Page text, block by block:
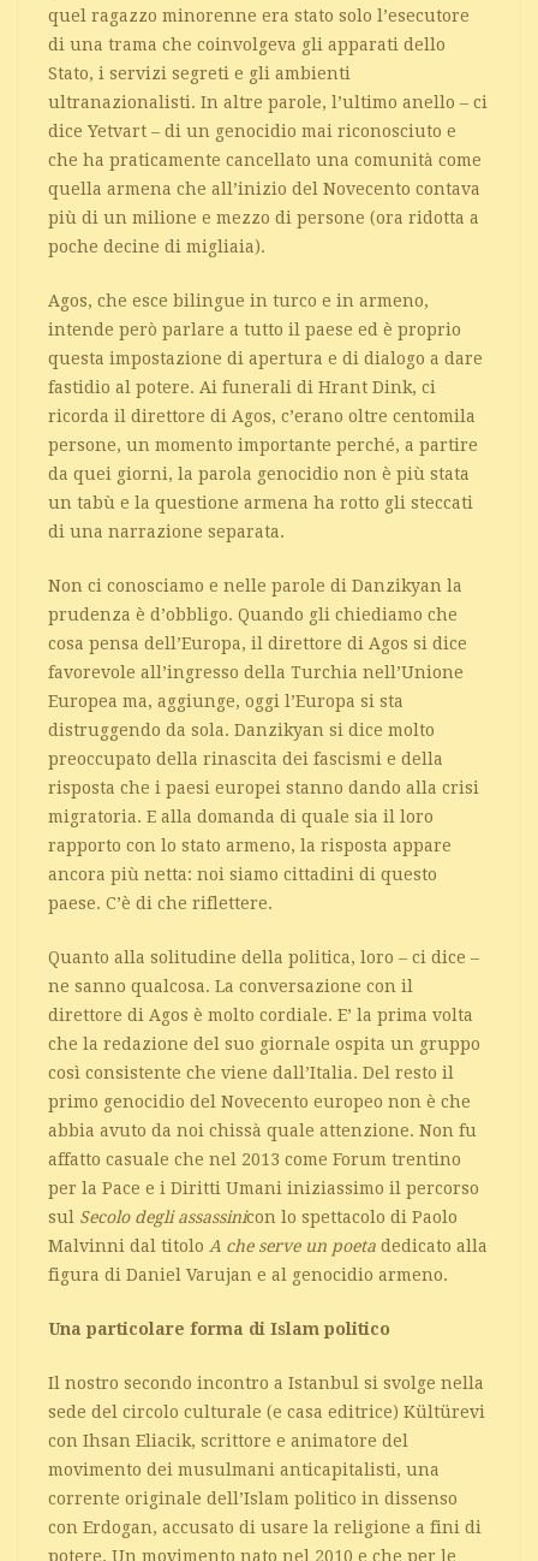
quel ragazzo minorenne era stato solo l’esecutore
di una trama che coinvolgeva gli apparati dello
Stato, i servizi segreti e gli ambienti
ultranazionalisti. In altre parole, l’ultimo anello – ci
dice Yetvart – di un genocidio mai riconosciuto e
che ha praticamente cancellato una comunità come
quella armena che all’inizio del Novecento contava
più di un milione e mezzo di persone (ora ridotta a
poche decine di migliaia).
Agos, che esce bilingue in turco e in armeno,
intende però parlare a tutto il paese ed è proprio
questa impostazione di apertura e di dialogo a dare
fastidio al potere. Ai funerali di Hrant Dink, ci
ricorda il direttore di Agos, c’erano oltre centomila
persone, un momento importante perché, a partire
da quei giorni, la parola genocidio non è più stata
un tabù e la questione armena ha rotto gli steccati
di una narrazione separata.
Non ci conosciamo e nelle parole di Danzikyan la
prudenza è d’obbligo. Quando gli chiediamo che
cosa pensa dell’Europa, il direttore di Agos si dice
favorevole all’ingresso della Turchia nell’Unione
Europea ma, aggiunge, oggi l’Europa si sta
distruggendo da sola. Danzikyan si dice molto
preoccupato della rinascita dei fascismi e della
risposta che i paesi europei stanno dando alla crisi
migratoria. E alla domanda di quale sia il loro
rapporto con lo stato armeno, la risposta appare
ancora più netta: noi siamo cittadini di questo
paese. C’è di che riflettere.
Quanto alla solitudine della politica, loro – ci dice –
ne sanno qualcosa. La conversazione con il
direttore di Agos è molto cordiale. E’ la prima volta
che la redazione del suo giornale ospita un gruppo
così consistente che viene dall’Italia. Del resto il
primo genocidio del Novecento europeo non è che
abbia avuto da noi chissà quale attenzione. Non fu
affatto casuale che nel 2013 come Forum trentino
per la Pace e i Diritti Umani iniziassimo il percorso
sul Secolo degli assassinicon lo spettacolo di Paolo
Malvinni dal titolo A che serve un poeta dedicato alla
figura di Daniel Varujan e al genocidio armeno.
Una particolare forma di Islam politico
Il nostro secondo incontro a Istanbul si svolge nella
sede del circolo culturale (e casa editrice) Kültürevi
con Ihsan Eliacik, scrittore e animatore del
movimento dei musulmani anticapitalisti, una
corrente originale dell’Islam politico in dissenso
con Erdogan, accusato di usare la religione a fini di
potere. Un movimento nato nel 2010 e che per le